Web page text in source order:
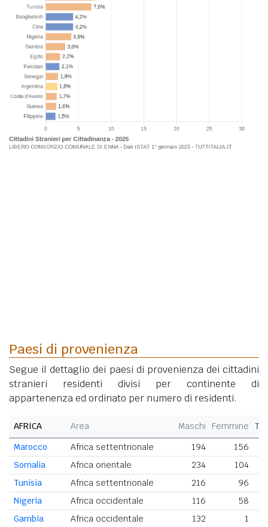
Paesi di provenienza
Segue il dettaglio dei paesi di provenienza dei cittadini
stranieri residenti divisi per continente di
appartenenza ed ordinato per numero di residenti.
AFRICA Area Maschi Femmine
Marocco
Africa settentrionale 194 156
Somalia
Africa orientale 234 104
Tunisia
Africa settentrionale 216
96
Nigeria
Africa occidentale 116
58
Gambia
Africa occidentale 132
1